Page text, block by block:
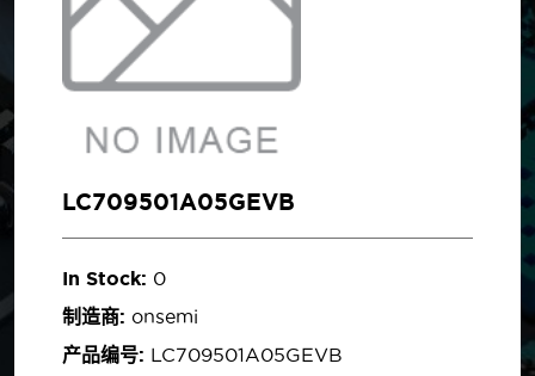
LC709501A05GEVB
In Stock: 0
制造商: onsemi
产品编号: LC709501A05GEVB